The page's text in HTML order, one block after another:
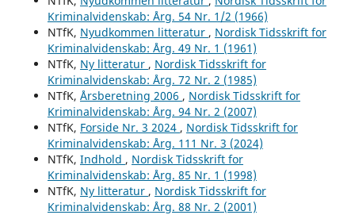
Kriminalvidenskab: Årg. 54 Nr. 1/2 (1966)
NTfK, Nyudkommen litteratur , Nordisk Tidsskrift for
Kriminalvidenskab: Årg. 49 Nr. 1 (1961)
NTfK, Ny litteratur , Nordisk Tidsskrift for
Kriminalvidenskab: Årg. 72 Nr. 2 (1985)
NTfK, Årsberetning 2006 , Nordisk Tidsskrift for
Kriminalvidenskab: Årg. 94 Nr. 2 (2007)
NTfK, Forside Nr. 3 2024 , Nordisk Tidsskrift for
Kriminalvidenskab: Årg. 111 Nr. 3 (2024)
NTfK, Indhold , Nordisk Tidsskrift for
Kriminalvidenskab: Årg. 85 Nr. 1 (1998)
NTfK, Ny litteratur , Nordisk Tidsskrift for
Kriminalvidenskab: Årg. 88 Nr. 2 (2001)